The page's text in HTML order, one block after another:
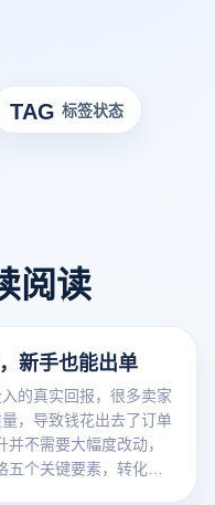
TAG 标签状态
阅读
新手也能出单
的真实回报，很多卖家
，导致钱花出去了订单
不需要大幅度改动，
五个关键要素，转化率